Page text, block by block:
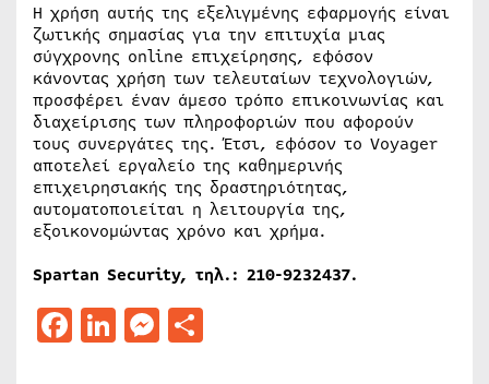
Η χρήση αυτής της εξελιγμένης εφαρμογής είναι
ζωτικής σημασίας για την επιτυχία μιας
σύγχρονης οnline επιχείρησης, εφόσον
κάνοντας χρήση των τελευταίων τεχνολογιών,
προσφέρει έναν άμεσο τρόπο επικοινωνίας και
διαχείρισης των πληροφοριών που αφορούν
τους συνεργάτες της. Έτσι, εφόσον το Voyager
αποτελεί εργαλείο της καθημερινής
επιχειρησιακής της δραστηριότητας,
αυτοματοποιείται η λειτουργία της,
εξοικονομώντας χρόνο και χρήμα.
Spartan Security, τηλ.: 210-9232437.
Facebook
LinkedIn
Messenger